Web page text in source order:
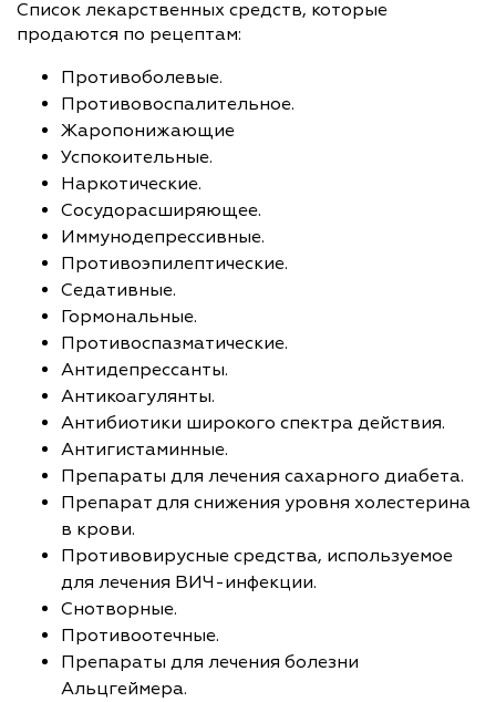
Список лекарственных средств, которые
продаются по рецептам:
Противоболевые.
Противовоспалительное.
Жаропонижающие
Успокоительные.
Наркотические.
Сосудорасширяющее.
Иммунодепрессивные.
Противоэпилептические.
Седативные.
Гормональные.
Противоспазматические.
Антидепрессанты.
Антикоагулянты.
Антибиотики широкого спектра действия.
Антигистаминные.
Препараты для лечения сахарного диабета.
Препарат для снижения уровня холестерина
в крови.
Противовирусные средства, используемое
для лечения ВИЧ-инфекции.
Снотворные.
Противоотечные.
Препараты для лечения болезни
Альцгеймера.